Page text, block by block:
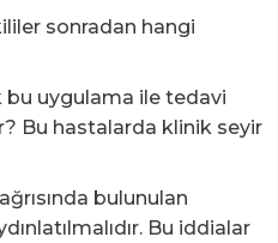
sonradan hangi
uygulama ile tedavi
Bu hastalarda klinik seyir
bulunulan
Bu iddialar